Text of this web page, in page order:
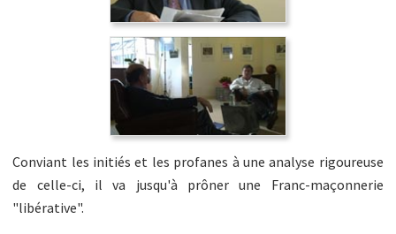
Conviant les initiés et les profanes à une analyse rigoureuse
de celle-ci, il va jusqu'à prôner une Franc-maçonnerie
"libérative".